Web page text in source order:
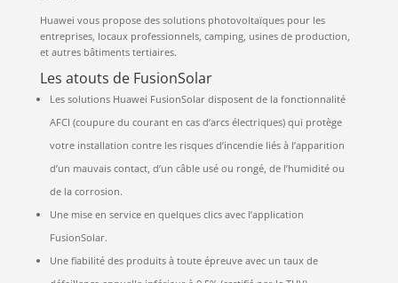
Huawei vous propose des solutions photovoltaïques pour les
entreprises, locaux professionnels, camping, usines de production,
et autres bâtiments tertiaires.
Les atouts de FusionSolar
Les solutions Huawei FusionSolar disposent de la fonctionnalité
AFCI (coupure du courant en cas d’arcs électriques) qui protège
votre installation contre les risques d’incendie liés à l’apparition
d’un mauvais contact, d’un câble usé ou rongé, de l’humidité ou
de la corrosion.
Une mise en service en quelques clics avec l’application
FusionSolar.
Une fiabilité des produits à toute épreuve avec un taux de